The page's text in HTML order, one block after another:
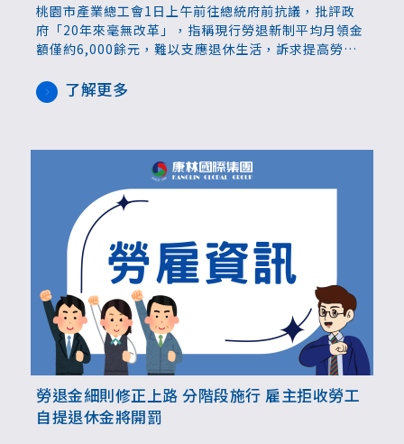
桃園市產業總工會1日上午前往總統府前抗議，批評政
府「20年來毫無改革」，指稱現行勞退新制平均月領金
額僅約6,000餘元，難以支應退休生活，訴求提高勞退
了解更多
勞退金細則修正上路 分階段施行 雇主拒收勞工
自提退休金將開罰